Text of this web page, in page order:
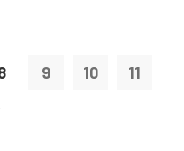
9 10 11